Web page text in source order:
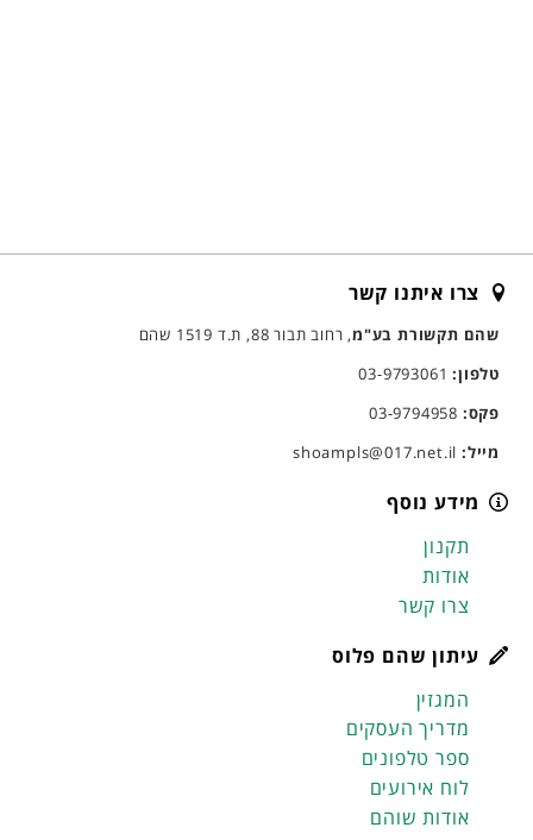
צרו איתנו קשר
שהם תקשורת בע"מ, רחוב תבור 88, ת.ד 1519 שהם
טלפון:03-9793061
פקס:
מייל:
מידע נוסף
תקנון
אודות
צרו קשר
עיתון שהם פלוס
המגזין
מדריך העסקים
ספר טלפונים
לוח אירועים
אודות שוהם